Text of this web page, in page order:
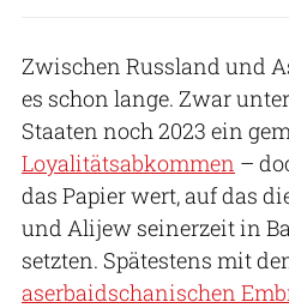
Zwischen Russland und
es schon lange. Zwar
Staaten noch 2023 ein
Loyalitätsabkommen –
das Papier wert, auf das
und Alijew seinerzeit in
setzten. Spätestens mit
aserbaidschanischen